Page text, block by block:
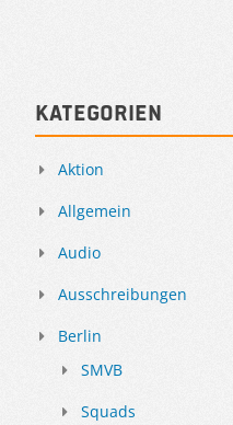
Kategorien
Aktion
Allgemein
Audio
Ausschreibungen
Berlin
SMVB
Squads